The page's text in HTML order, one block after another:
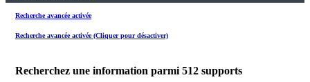
Recherche avancée activée
Recherche avancée activée (Cliquer pour désactiver)
Recherchez une information parmi 512 supports